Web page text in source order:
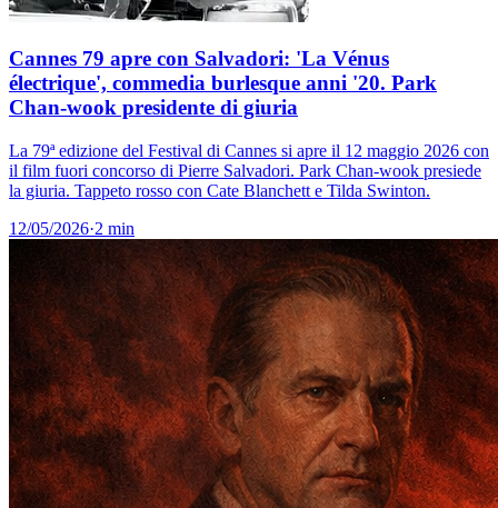
Cannes 79 apre con Salvadori: 'La Vénus
électrique', commedia burlesque anni '20. Park
Chan-wook presidente di giuria
La 79ª edizione del Festival di Cannes si apre il 12 maggio 2026 con
il film fuori concorso di Pierre Salvadori. Park Chan-wook presiede
la giuria. Tappeto rosso con Cate Blanchett e Tilda Swinton.
12/05/2026·2 min